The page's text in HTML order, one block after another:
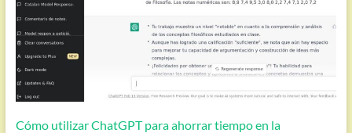
Cómo utilizar ChatGPT para ahorrar tiempo en la